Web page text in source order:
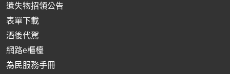
遺失物招領公告
表單下載
酒後代駕
網路e櫃檯
為民服務手冊